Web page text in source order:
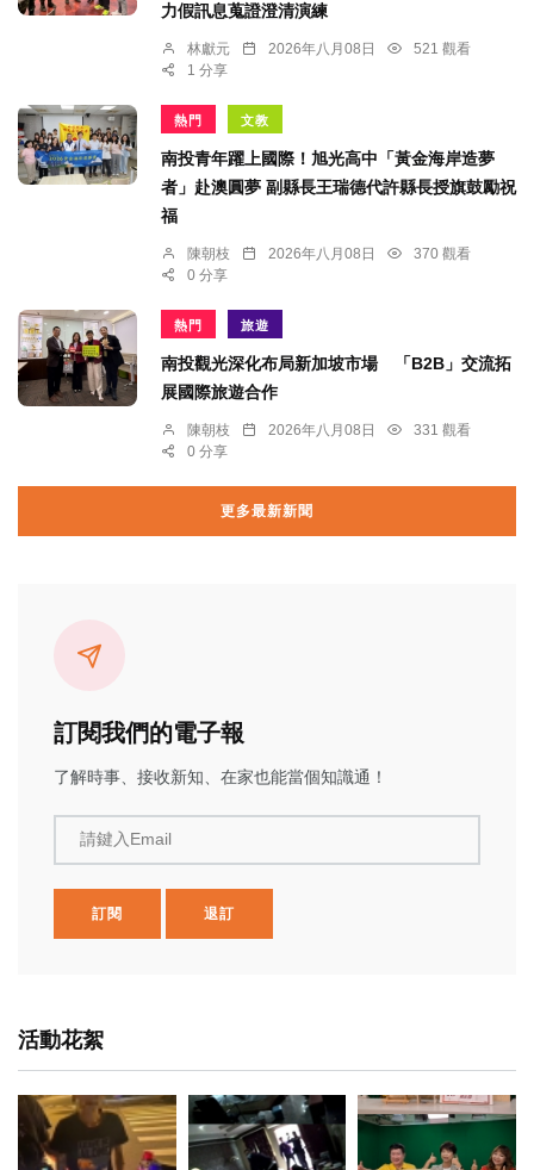
力假訊息蒐證澄清演練
林獻元 2026年八月08日
521 觀看
1 分享
熱門 文教
南投青年躍上國際！旭光高中「黃金海岸造夢
者」赴澳圓夢 副縣長王瑞德代許縣長授旗鼓勵祝
福
陳朝枝 2026年八月08日
370 觀看
0 分享
熱門 旅遊
南投觀光深化布局新加坡市場 「B2B」交流拓
展國際旅遊合作
陳朝枝 2026年八月08日
331 觀看
0 分享
更多最新新聞
訂閱我們的電子報
了解時事、接收新知、在家也能當個知識通！
請鍵入Email
訂閱 退訂
活動花絮